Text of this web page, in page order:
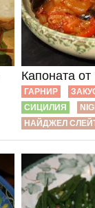
Капоната
ГАРНИР
СИЦИЛИЯ
НАЙДЖЕЛ